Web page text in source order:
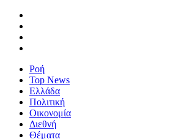
Ροή
Top News
Ελλάδα
Πολιτική
Οικονομία
Διεθνή
Θέματα